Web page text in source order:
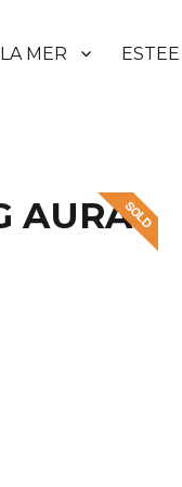
LA MER
AURA